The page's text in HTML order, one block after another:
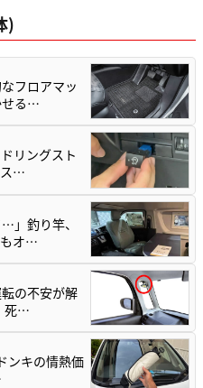
)
フロアマッ
せる…
リングスト
ス…
」釣り竿、
もオ…
の不安が解
死…
ンキの情熱価